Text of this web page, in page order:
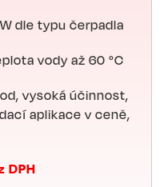
dle typu čerpadla
vody až 60 °C
vysoká účinnost,
aplikace v ceně,
DPH